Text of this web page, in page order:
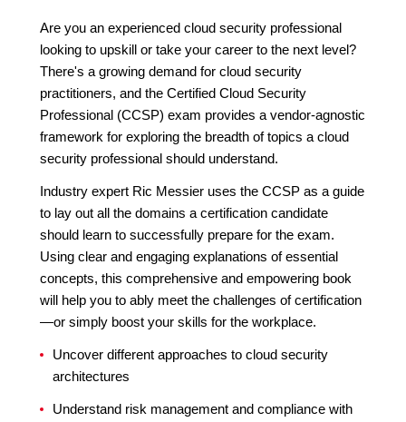
Are you an experienced cloud security professional
looking to upskill or take your career to the next level?
There's a growing demand for cloud security
practitioners, and the Certified Cloud Security
Professional (CCSP) exam provides a vendor-agnostic
framework for exploring the breadth of topics a cloud
security professional should understand.
Industry expert Ric Messier uses the CCSP as a guide
to lay out all the domains a certification candidate
should learn to successfully prepare for the exam.
Using clear and engaging explanations of essential
concepts, this comprehensive and empowering book
will help you to ably meet the challenges of certification
—or simply boost your skills for the workplace.
Uncover different approaches to cloud security
architectures
Understand risk management and compliance with